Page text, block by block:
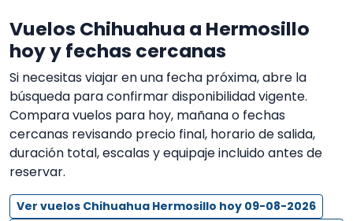
Vuelos Chihuahua a Hermosillo
hoy y fechas cercanas
Si necesitas viajar en una fecha próxima, abre la
búsqueda para confirmar disponibilidad vigente.
Compara vuelos para hoy, mañana o fechas
cercanas revisando precio final, horario de salida,
duración total, escalas y equipaje incluido antes de
reservar.
Ver vuelos Chihuahua Hermosillo hoy 09-08-2026